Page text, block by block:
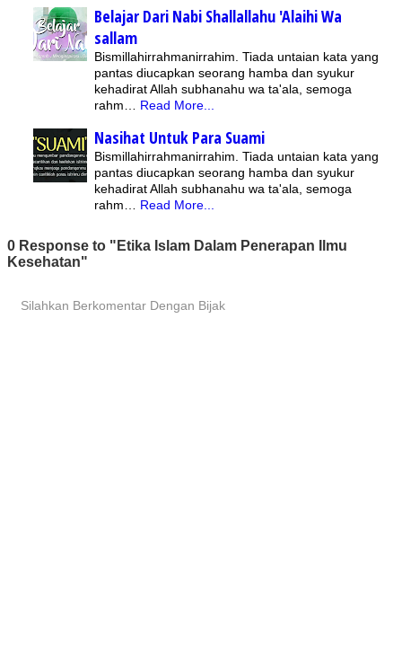
Belajar Dari Nabi Shallallahu 'Alaihi Wa
sallam
Bismillahirrahmanirrahim. Tiada untaian kata yang
pantas diucapkan seorang hamba dan syukur
kehadirat Allah subhanahu wa ta'ala, semoga
rahm…
Read More...
Nasihat Untuk Para Suami
Bismillahirrahmanirrahim. Tiada untaian kata yang
pantas diucapkan seorang hamba dan syukur
kehadirat Allah subhanahu wa ta'ala, semoga
rahm…
Read More...
0 Response to "Etika Islam Dalam Penerapan Ilmu
Kesehatan"
Silahkan Berkomentar Dengan Bijak